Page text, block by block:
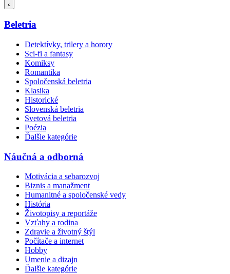
Beletria
Detektívky, trilery a horory
Sci-fi a fantasy
Komiksy
Romantika
Spoločenská beletria
Klasika
Historické
Slovenská beletria
Svetová beletria
Poézia
Ďalšie kategórie
Náučná a odborná
Motivácia a sebarozvoj
Biznis a manažment
Humanitné a spoločenské vedy
História
Životopisy a reportáže
Vzťahy a rodina
Zdravie a životný štýl
Počítače a internet
Hobby
Umenie a dizajn
Ďalšie kategórie